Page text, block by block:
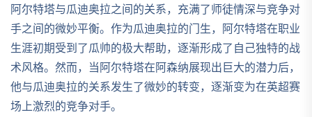
阿尔特塔与瓜迪奥拉之间的关系，充满了师徒情深与竞争对
手之间的微妙平衡。作为瓜迪奥拉的门生，阿尔特塔在职业
生涯初期受到了瓜帅的极大帮助，逐渐形成了自己独特的战
术风格。然而，当阿尔特塔在阿森纳展现出巨大的潜力后，
他与瓜迪奥拉的关系发生了微妙的转变，逐渐变为在英超赛
场上激烈的竞争对手。